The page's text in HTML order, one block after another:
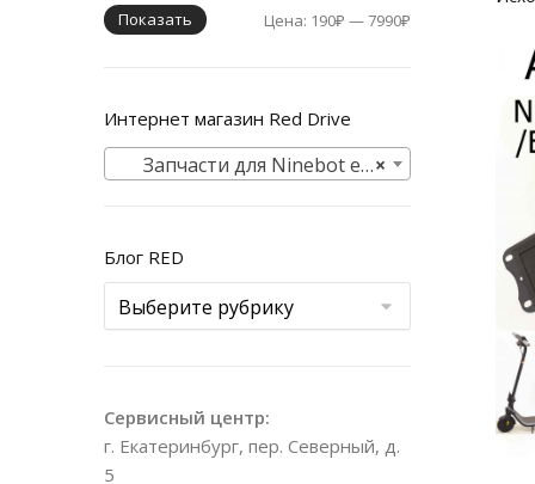
Показать Цена: 190₽ — 7990₽
Интернет магазин Red Drive
×
Запчасти для Ninebot e2 (Найнбот Е2)
Блог RED
Сервисный центр:
г. Екатеринбург, пер. Северный, д.
5